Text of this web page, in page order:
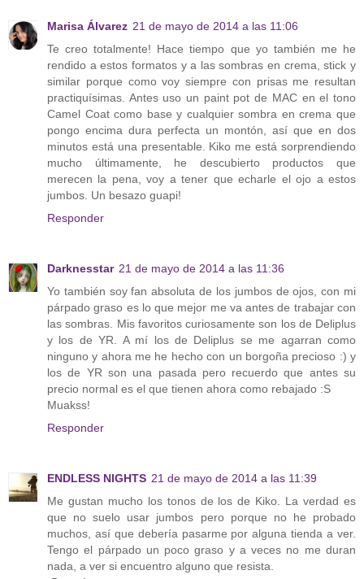
Marisa Álvarez 21 de mayo de 2014 a las 11:06
Te creo totalmente! Hace tiempo que yo también me he
rendido a estos formatos y a las sombras en crema, stick y
similar porque como voy siempre con prisas me resultan
practiquísimas. Antes uso un paint pot de MAC en el tono
Camel Coat como base y cualquier sombra en crema que
pongo encima dura perfecta un montón, así que en dos
minutos está una presentable. Kiko me está sorprendiendo
mucho últimamente, he descubierto productos que
merecen la pena, voy a tener que echarle el ojo a estos
jumbos. Un besazo guapi!
Responder
Darknesstar 21 de mayo de 2014 a las 11:36
Yo también soy fan absoluta de los jumbos de ojos, con mi
párpado graso es lo que mejor me va antes de trabajar con
las sombras. Mis favoritos curiosamente son los de Deliplus
y los de YR. A mí los de Deliplus se me agarran como
ninguno y ahora me he hecho con un borgoña precioso :) y
los de YR son una pasada pero recuerdo que antes su
precio normal es el que tienen ahora como rebajado :S
Muakss!
Responder
ENDLESS NIGHTS 21 de mayo de 2014 a las 11:39
Me gustan mucho los tonos de los de Kiko. La verdad es
que no suelo usar jumbos pero porque no he probado
muchos, así que debería pasarme por alguna tienda a ver.
Tengo el párpado un poco graso y a veces no me duran
nada, a ver si encuentro alguno que resista.